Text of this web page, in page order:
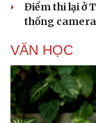
Du lịch
Điểm thi lại ở
thống
VĂN HỌC